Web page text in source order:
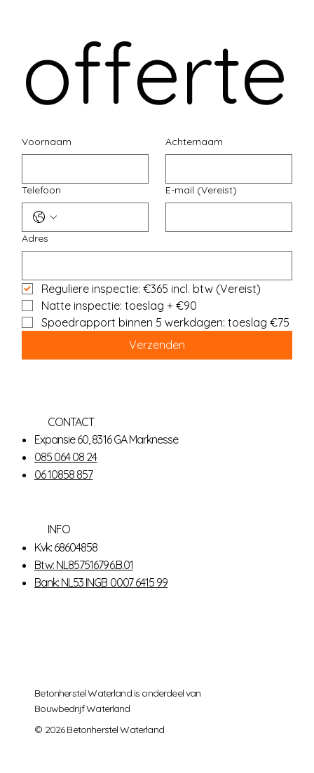
offerte
Voornaam Achternaam
Telefoon E-mail (Vereist)
Adres
Reguliere inspectie: €365 incl. btw (Vereist)
Natte inspectie: toeslag + €90
Spoedrapport binnen 5 werkdagen: toeslag €75
Verzenden
CONTACT
Expansie 60, 8316 GA Marknesse
085 064 08 24
06 10858 857
INFO
Kvk: 68604858
Btw: NL857516796.B.01
Bank: NL53 INGB 0007 6415 99
Betonherstel Waterland is onderdeel van
Bouwbedrijf Waterland
© 2026 Betonherstel Waterland